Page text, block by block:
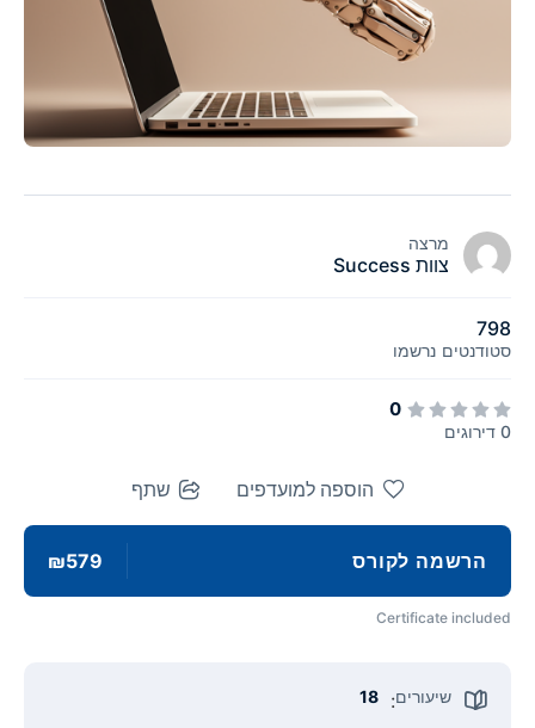
מרצה
צוות Success
נרשמו
0
שיעורים:
18
הוספה למועדפים שתף
לקורס ₪579
Certificate